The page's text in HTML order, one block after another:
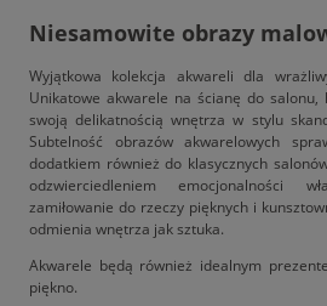
Niesamowite obrazy
Wyjątkowa kolekcja akwareli dla
Unikatowe akwarele na ścianę do
swoją delikatnością wnętrza w stylu
Subtelność obrazów akwarelowych
dodatkiem również do klasycznych
odzwierciedleniem emocjonalności
zamiłowanie do rzeczy pięknych i
odmienia wnętrza jak sztuka.
Akwarele będą również idealnym
piękno.